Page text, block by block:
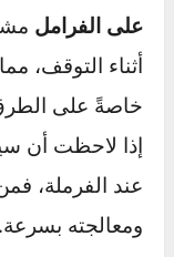
✅صيانة
إذا كان الرمان
الاستبدال لمنع
والفرملة.
متى يجب الذهاب